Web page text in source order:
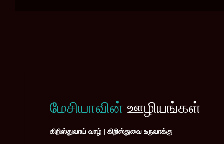
மேசியாவின் ஊழியங்கள்
கிறிஸ்துவாய் வாழ் | கிறிஸ்துவை உருவாக்கு